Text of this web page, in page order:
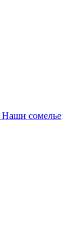
Наши сомелье